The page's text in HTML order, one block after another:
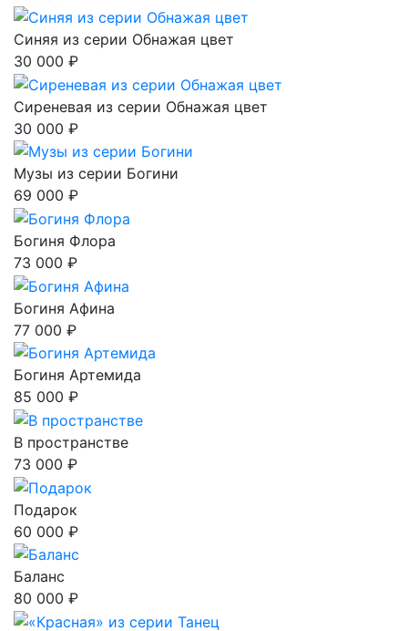
Синяя из серии Обнажая цвет
30 000 ₽
Сиреневая из серии Обнажая цвет
30 000 ₽
Музы из серии Богини
69 000 ₽
Богиня Флора
73 000 ₽
Богиня Афина
77 000 ₽
Богиня Артемида
85 000 ₽
В пространстве
73 000 ₽
Подарок
60 000 ₽
Баланс
80 000 ₽